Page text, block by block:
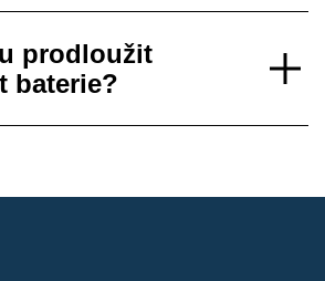
prodloužit
baterie?